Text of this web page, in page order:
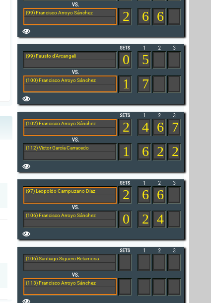
(99) Francisco Arroyo Sánchez
2
6 6
(99) Fausto d'Arcangeli
(100) Francisco Arroyo Sánchez
0
1
5
7
(102) Francisco Arroyo Sánchez
(112) Victor García Carracedo
2
1
4 6 7
6 2 2
(97) Leopoldo Campuzano Díaz
(106) Francisco Arroyo Sánchez
2
0
6 6
2 4
(106) Santiago Siguero Retamosa
(113) Francisco Arroyo Sánchez